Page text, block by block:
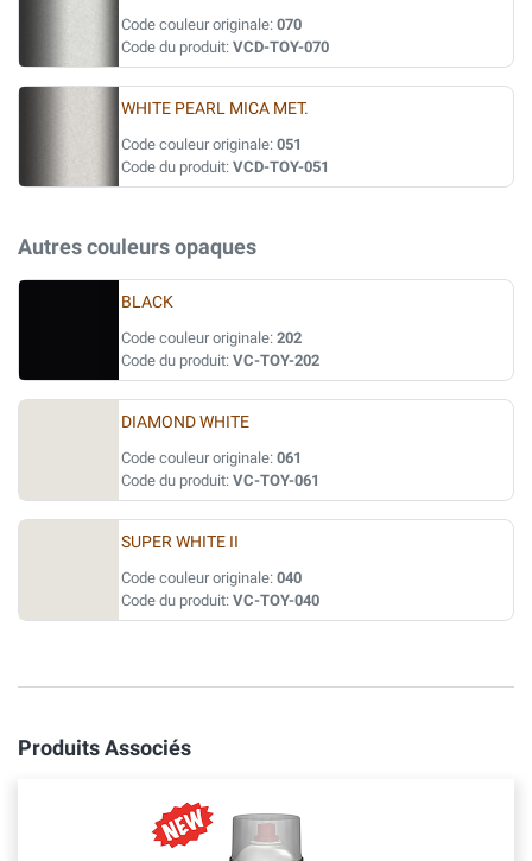
Code couleur originale: 070
Code du produit: VCD-TOY-070
WHITE PEARL MICA MET.
Code couleur originale: 051
Code du produit: VCD-TOY-051
Autres couleurs opaques
BLACK
Code couleur originale: 202
Code du produit: VC-TOY-202
DIAMOND WHITE
Code couleur originale: 061
Code du produit: VC-TOY-061
SUPER WHITE II
Code couleur originale: 040
Code du produit: VC-TOY-040
Produits Associés